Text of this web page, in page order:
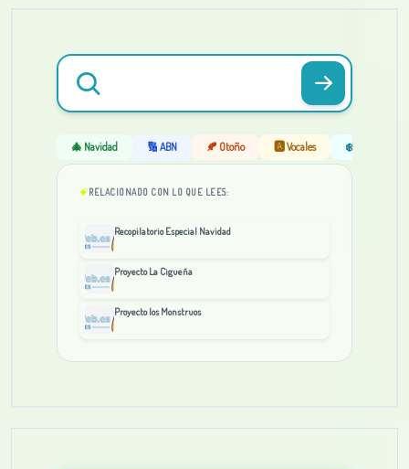
🎄 Navidad 🔢 ABN 🍂 Otoño 🅰️ Vocales ❄️ Invierno
RELACIONADO CON LO QUE LEES:
Recopilatorio Especial Navidad
Proyecto La Cigueña
Proyecto los Monstruos